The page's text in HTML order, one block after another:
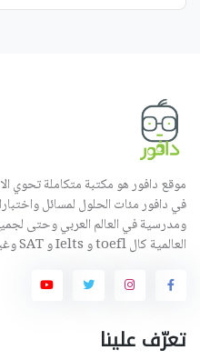
موقع دافور هو مكتبة متكاملة تحوي
في دافور مئات الحلول لمسائل
ومدرسية في العالم العربي وحتى
العالمية كال toefl و Ielts و SAT وغيرها الكثير.
تعرّف علينا